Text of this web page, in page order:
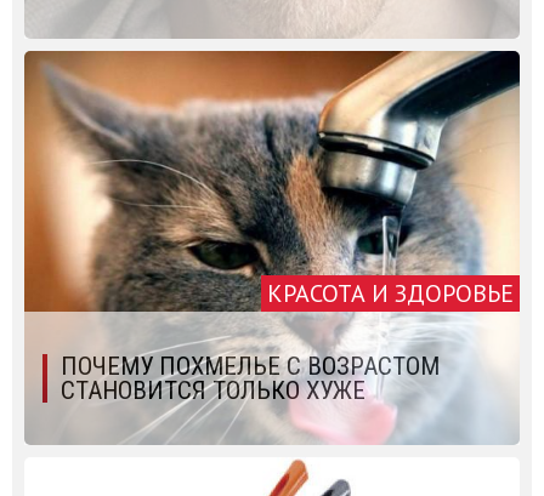
КРАСОТА И ЗДОРОВЬЕ
ПОЧЕМУ ПОХМЕЛЬЕ С ВОЗРАСТОМ
СТАНОВИТСЯ ТОЛЬКО ХУЖЕ